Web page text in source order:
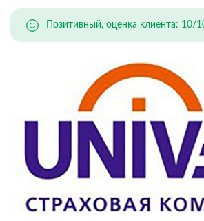
Позитивный, оценка клиента: 10/